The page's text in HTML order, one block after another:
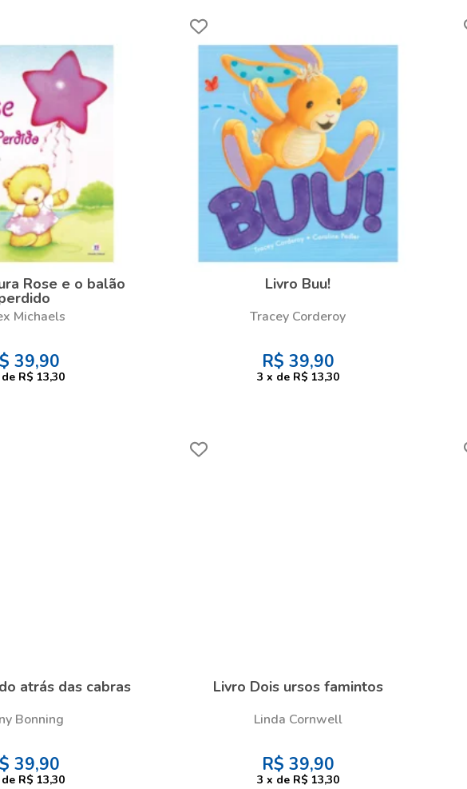
Rose e o balão
Michaels
39,90
de R$ 13,30
Livro Buu!
Tracey Corderoy
R$ 39,90
3 x de R$ 13,30
atrás das cabras
Bonning
39,90
de R$ 13,30
Livro Dois ursos famintos
Linda Cornwell
R$ 39,90
3 x de R$ 13,30